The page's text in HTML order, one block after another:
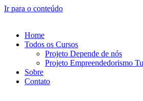
Ir para o conteúdo
Home
Todos os Cursos
Projeto Depende de nós
Projeto Empreendedorismo
Sobre
Contato